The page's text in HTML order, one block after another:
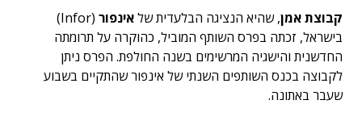
קבוצת אמן, שהיא הנציגה הבלעדית שלאינפור
(Infor)
בישראל, זכתה בפרס השותף המוביל, כהוקרה על תרומתה
החדשנית והישגיה המרשימים בשנה החולפת. הפרס ניתן
לקבוצה בכנס השותפים השנתי של אינפור שהתקיים בשבוע
שעבר באתונה.